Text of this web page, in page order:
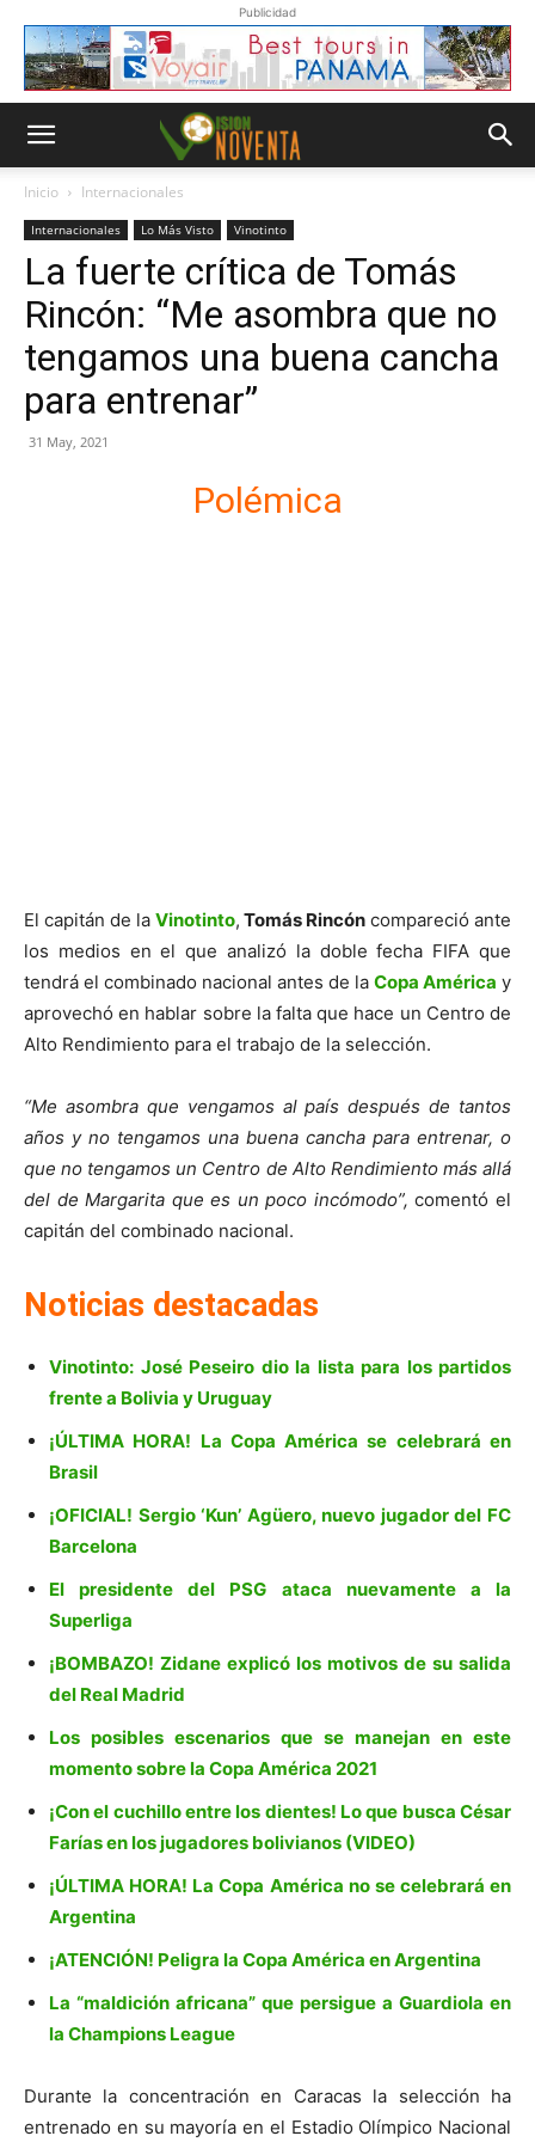
Publicidad
Inicio Internacionales
Internacionales Lo Más Visto Vinotinto
La fuerte crítica de Tomás
Rincón: “Me asombra que no
tengamos una buena cancha
para entrenar”
31 May, 2021
Polémica
El capitán de la Vinotinto, Tomás Rincón compareció ante
los medios en el que analizó la doble fecha FIFA que
tendrá el combinado nacional antes de la Copa América y
aprovechó en hablar sobre la falta que hace un Centro de
Alto Rendimiento para el trabajo de la selección.
“Me asombra que vengamos al país después de tantos
años y no tengamos una buena cancha para entrenar, o
que no tengamos un Centro de Alto Rendimiento más allá
del de Margarita que es un poco incómodo”, comentó el
capitán del combinado nacional.
Noticias destacadas
Vinotinto: José Peseiro dio la lista para los partidos
frente a Bolivia y Uruguay
¡ÚLTIMA HORA! La Copa América se celebrará en
Brasil
¡OFICIAL! Sergio ‘Kun’ Agüero, nuevo jugador del FC
Barcelona
El presidente del PSG ataca nuevamente a la
Superliga
¡BOMBAZO! Zidane explicó los motivos de su salida
del Real Madrid
Los posibles escenarios que se manejan en este
momento sobre la Copa América 2021
¡Con el cuchillo entre los dientes! Lo que busca César
Farías en los jugadores bolivianos (VIDEO)
¡ÚLTIMA HORA! La Copa América no se celebrará en
Argentina
¡ATENCIÓN! Peligra la Copa América en Argentina
La “maldición africana” que persigue a Guardiola en
la Champions League
Durante la concentración en Caracas la selección ha
entrenado en su mayoría en el Estadio Olímpico Nacional